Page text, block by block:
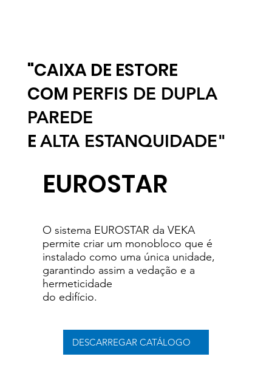
"CAIXA DE ESTORE
COM PERFIS DE DUPLA
PAREDE
E ALTA ESTANQUIDADE"
EUROSTAR
O sistema EUROSTAR da VEKA
permite criar um monobloco que é
instalado como uma única unidade,
garantindo assim a vedação e a
hermeticidade
do edifício.
DESCARREGAR CATÁLOGO